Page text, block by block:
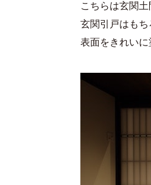
こちらは玄関土
玄関引戸はもち
表面をきれいに